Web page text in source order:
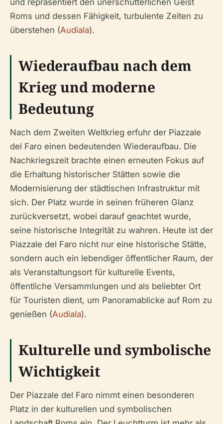
Roms und dessen Fähigkeit, turbulente Zeiten zu
überstehen (Audiala).
Wiederaufbau nach dem
Krieg und moderne
Bedeutung
Nach dem Zweiten Weltkrieg erfuhr der Piazzale
del Faro einen bedeutenden Wiederaufbau. Die
Nachkriegszeit brachte einen erneuten Fokus auf
die Erhaltung historischer Stätten sowie die
Modernisierung der städtischen Infrastruktur mit
sich. Der Platz wurde in seinen früheren Glanz
zurückversetzt, wobei darauf geachtet wurde,
seine historische Integrität zu wahren. Heute ist der
Piazzale del Faro nicht nur eine historische Stätte,
sondern auch ein lebendiger öffentlicher Raum, der
als Veranstaltungsort für kulturelle Events,
öffentliche Versammlungen und als beliebter Ort
für Touristen dient, um Panoramablicke auf Rom zu
genießen (Audiala).
Kulturelle und symbolische
Wichtigkeit
Der Piazzale del Faro nimmt einen besonderen
Platz in der kulturellen und symbolischen